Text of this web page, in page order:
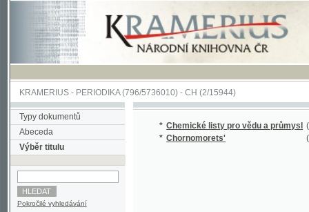
KRAMERIUS-PERIODIKA(796/5736010) -CH(2/15944)
Typy dokumentů
Abeceda
Výběr titulu
Pokročilé vyhledávání
Chornomorets' (1/115)